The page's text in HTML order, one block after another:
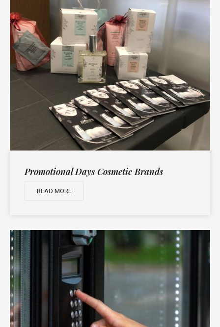
Promotional Days Cosmetic Brands
READ MORE